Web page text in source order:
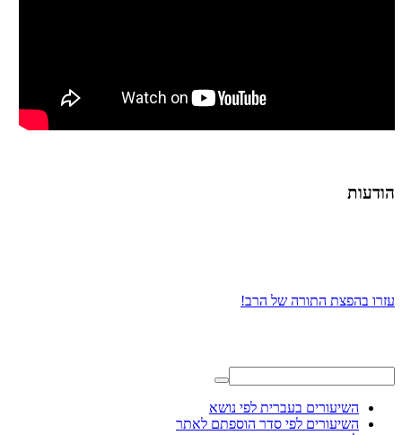
הודעות
עזרו בהפצת התורה של הרב!
השיעורים בעברית לפי נושא
השיעורים לפי סדר הוספתם לאתר